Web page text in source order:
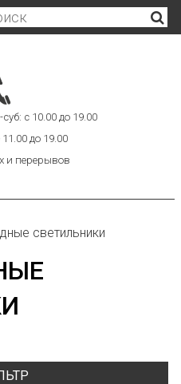
с 10.00 до 19.00
до 19.00
и перерывов
светильники